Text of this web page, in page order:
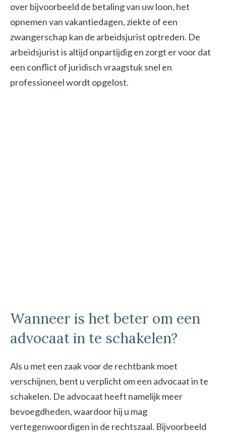
over bijvoorbeeld de betaling van uw loon, het
opnemen van vakantiedagen, ziekte of een
zwangerschap kan de arbeidsjurist optreden. De
arbeidsjurist is altijd onpartijdig en zorgt er voor dat
een conflict of juridisch vraagstuk snel en
professioneel wordt opgelost.
Wanneer is het beter om een
advocaat in te schakelen?
Als u met een zaak voor de rechtbank moet
verschijnen, bent u verplicht om een advocaat in te
schakelen. De advocaat heeft namelijk meer
bevoegdheden, waardoor hij u mag
vertegenwoordigen in de rechtszaal. Bijvoorbeeld